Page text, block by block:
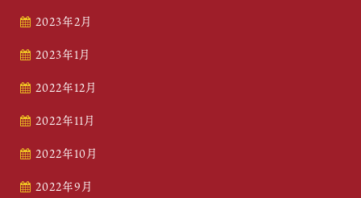
2023年2月
2023年1月
2022年12月
2022年11月
2022年10月
2022年9月